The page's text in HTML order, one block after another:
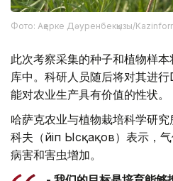
Фото: Ақерке Дәуренбекқызы/
此次考察采集的种子和植物样
库中。科研人员随后将对其进
能对农业生产具有价值的性状。
哈萨克农业与植物栽培科学研
科夫（Әйіп Ысқақов）表示，
病害和害虫增加。